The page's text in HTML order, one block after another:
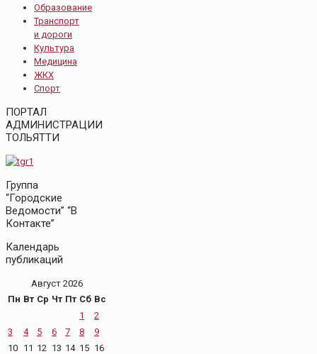
Образование
Транспорт
и дороги
Культура
Медицина
ЖКХ
Спорт
ПОРТАЛ
АДМИНИСТРАЦИИ
ТОЛЬЯТТИ
Группа
“Городские
Ведомости” “В
Контакте”
Календарь
публикаций
Август 2026
Пн Вт Ср Чт Пт Сб Вс
1
2
3
4 5 6 7 8
9
10 11 12 13 14 15 16